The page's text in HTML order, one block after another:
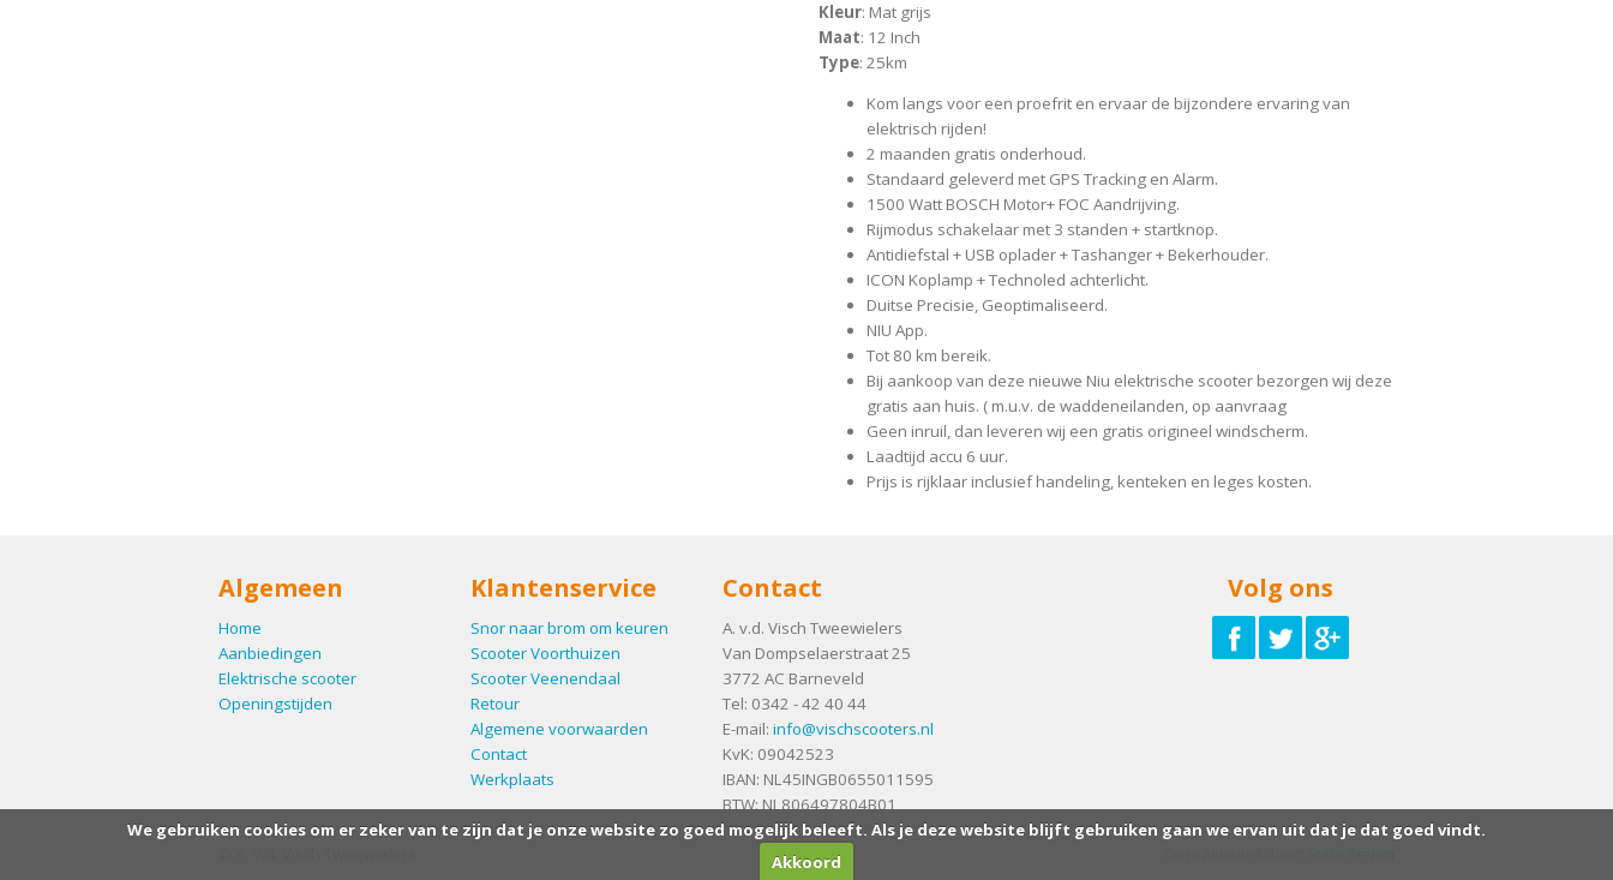
Kleur: Mat grijs
Maat: 12 Inch
Type: 25km
Kom langs voor een proefrit en ervaar de bijzondere ervaring van
elektrisch rijden!
2 maanden gratis onderhoud.
Standaard geleverd met GPS Tracking en Alarm.
1500 Watt BOSCH Motor+ FOC Aandrijving.
Rijmodus schakelaar met 3 standen + startknop.
Antidiefstal + USB oplader + Tashanger + Bekerhouder.
ICON Koplamp + Technoled achterlicht.
Duitse Precisie, Geoptimaliseerd.
NIU App.
Tot 80 km bereik.
Bij aankoop van deze nieuwe Niu elektrische scooter bezorgen wij deze
gratis aan huis. ( m.u.v. de waddeneilanden, op aanvraag
Geen inruil, dan leveren wij een gratis origineel windscherm.
Laadtijd accu 6 uur.
Prijs is rijklaar inclusief handeling, kenteken en leges kosten.
Algemeen
Home
Aanbiedingen
Elektrische scooter
Openingstijden
Klantenservice
Snor naar brom om keuren
Scooter Voorthuizen
Scooter Veenendaal
Retour
Algemene voorwaarden
Contact
Werkplaats
Contact
A. v.d. Visch Tweewielers
Van Dompselaerstraat 25
3772 AC Barneveld
Tel: 0342 - 42 40 44
E-mail: info@vischscooters.nl
KvK: 09042523
IBAN: NL45INGB0655011595
BTW: NL806497804B01
Volg ons
We gebruiken cookies om er zeker van te zijn dat je onze website zo goed mogelijk beleeft. Als je deze website blijft gebruiken gaan we ervan uit dat je dat goed vindt.
Akkoord